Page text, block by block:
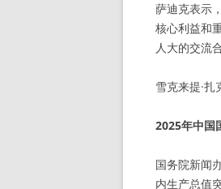
萨迪克表示
核心利益和
人大的交流
雪克来提·扎
2025年中国
国务院新闻
内生产总值